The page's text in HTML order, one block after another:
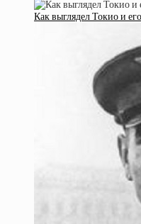
Как выглядел Токио и